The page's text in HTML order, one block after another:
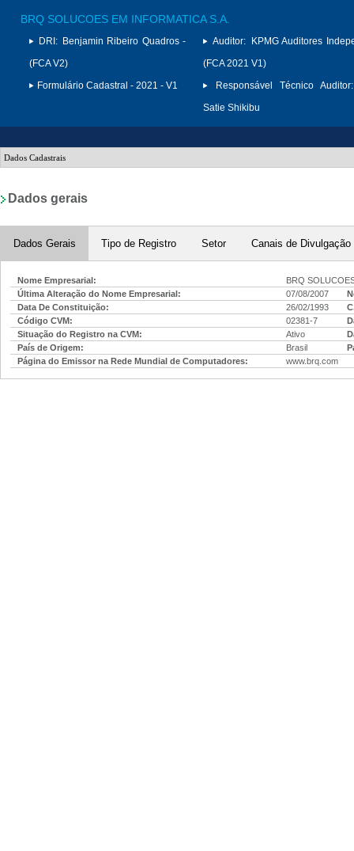
BRQ SOLUCOES EM INFORMATICA S.A.
DRI:
Benjamin Ribeiro Quadros -
(FCA V2)
Formulário Cadastral - 2021 - V1
Auditor:
KPMG Auditores
(FCA 2021 V1)
Responsável Técnico Auditor:
Satie Shikibu